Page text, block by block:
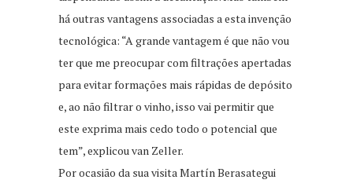
há outras vantagens associadas a esta invenção
tecnológica: “A grande vantagem é que não vou
ter que me preocupar com filtrações apertadas
para evitar formações mais rápidas de depósito
e, ao não filtrar o vinho, isso vai permitir que
este exprima mais cedo todo o potencial que
tem”, explicou van Zeller.
Por ocasião da sua visita Martín Berasategui